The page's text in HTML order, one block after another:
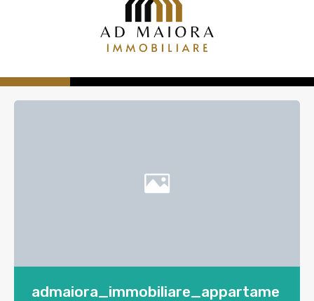
admaiora_immobiliare_appartame